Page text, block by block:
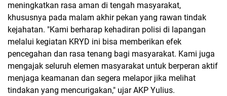
meningkatkan rasa aman di tengah masyarakat,
khususnya pada malam akhir pekan yang rawan tindak
kejahatan. "Kami berharap kehadiran polisi di lapangan
melalui kegiatan KRYD ini bisa memberikan efek
pencegahan dan rasa tenang bagi masyarakat. Kami juga
mengajak seluruh elemen masyarakat untuk berperan aktif
menjaga keamanan dan segera melapor jika melihat
tindakan yang mencurigakan," ujar AKP Yulius.